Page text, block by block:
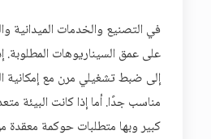
في التصنيع والخدمات الميدانية
على عمق السيناريوهات المطلوبة.
إلى ضبط تشغيلي مرن مع إمكانية
مناسب جدًا. أما إذا كانت البيئة
كبير وبها متطلبات حوكمة معقدة